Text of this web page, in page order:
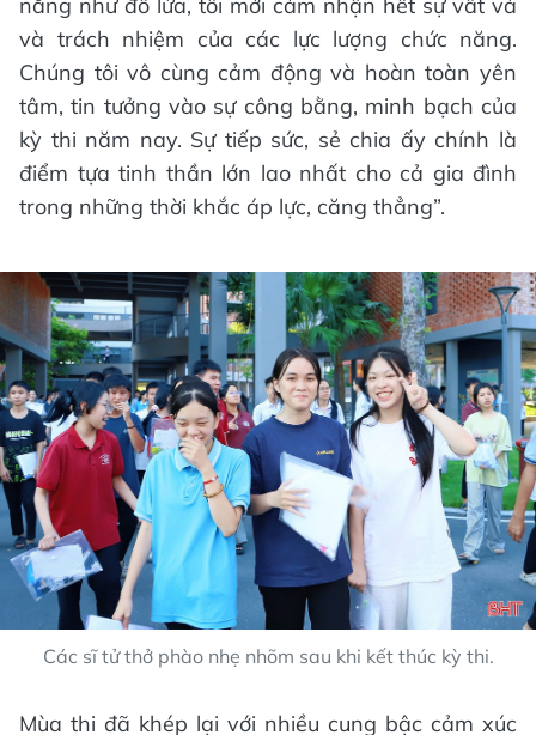
và trách nhiệm của các lực lượng chức năng.
Chúng tôi vô cùng cảm động và hoàn toàn yên
tâm, tin tưởng vào sự công bằng, minh bạch của
kỳ thi năm nay. Sự tiếp sức, sẻ chia ấy chính là
điểm tựa tinh thần lớn lao nhất cho cả gia đình
trong những thời khắc áp lực, căng thẳng”.
Các sĩ tử thở phào nhẹ nhõm sau khi kết thúc kỳ thi.
Mùa thi đã khép lại với nhiều cung bậc cảm xúc